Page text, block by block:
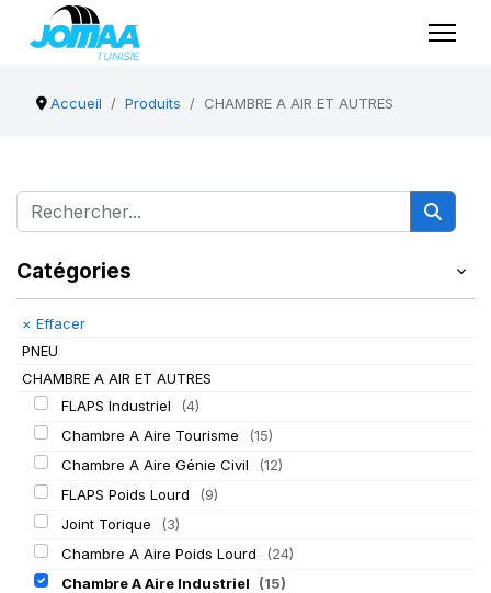
Accueil Produits CHAMBRE A AIR ET AUTRES
Catégories
× Effacer
PNEU
CHAMBRE A AIR ET AUTRES
FLAPS Industriel
(4)
Chambre A Aire Tourisme
(15)
Chambre A Aire Génie Civil
(12)
FLAPS Poids Lourd
(9)
Joint Torique
(3)
Chambre A Aire Poids Lourd
(24)
Chambre A Aire Industriel
(15)